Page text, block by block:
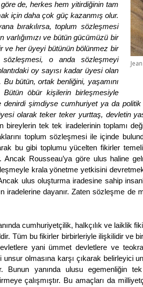
de, herkes hem yitirdiğinin tam
için daha çok güç kazanmış olur.
bırakılırsa, toplum sözleşmesi
ve bütün gücümüzü bir
ve her üyeyi bütünün bölünmez bir
o anda sözleşmeyi
oy sayısı kadar üyesi olan
bütün, ortak benliğini, yaşamını
öbür kişilerin birleşmesiyle
şimdiyse cumhuriyet ya da
olarak teker teker yurttaş, devletin
bireylerin tek tek iradelerinin toplamı
toplum sözleşmesi ile içinde
bu gibi toplumu yücelten fikirler
Ancak Rousseau’ya göre ulus haline
krala yönetme yetkisini
ulus oluşturma iradesine sahip
iradelerine dayanır. Zaten sözleşme de
cumhuriyetçilik, halkçılık ve laiklik
Tüm bu fikirler birbirleriyle ilişkilidir ve
yani ümmet devletlere ve
unsur olmasına karşı çıkarak belirleyici
Bunun yanında ulusu egemenliğin
çalışmıştır. Bu amaçları da